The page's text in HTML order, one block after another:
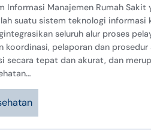
Informasi Manajemen Rumah
suatu sistem teknologi informasi
seluruh alur proses
koordinasi, pelaporan dan
secara tepat dan akurat, dan